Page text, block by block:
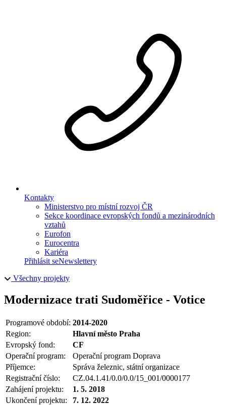
Kontakty
Ministerstvo pro místní rozvoj ČR
Sekce koordinace evropských fondů a mezinárodních
vztahů
Eurofon
Eurocentra
Kariéra
Přihlásit seNewslettery
Všechny projekty
Modernizace trati Sudoměřice - Votice
Programové období: 2014-2020
Region:
Hlavní město Praha
Evropský fond:
CF
Operační program:
Operační program Doprava
Příjemce:
Správa železnic, státní organizace
Registrační číslo:
CZ.04.1.41/0.0/0.0/15_001/0000177
Zahájení projektu:
1. 5. 2018
Ukončení projektu:
7. 12. 2022